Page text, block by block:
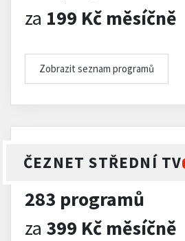
za 199 Kč měsíčně
Zobrazit seznam programů
ČEZNET STŘEDNÍ TV
283 programů
za 399 Kč měsíčně